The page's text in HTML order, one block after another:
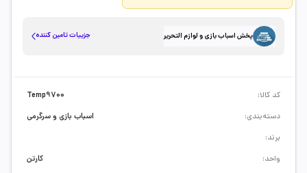
پخش اسباب بازی و لوازم التحریر جزییات تامین کننده
کد کالا:
Temp9700
دسته‌بندی:
اسباب بازی و سرگرمی
برند:
واحد:
کارتن